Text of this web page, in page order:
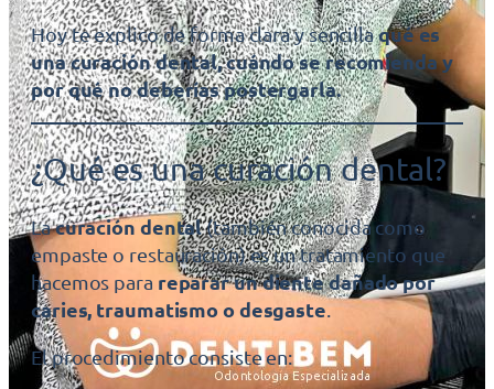
Hoy te explico de forma clara y sencillaqué es
una curación dental, cuándo se recomienda y
por qué no deberías postergarla.
¿Qué es una curación dental?
Lacuración dental(también conocida como
empaste o restauración) es un tratamiento que
hacemos para reparar un diente dañado por
caries, traumatismo o desgaste
El procedimiento consiste en: